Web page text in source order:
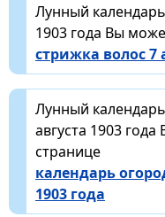
Лунный
1903 года Вы
стрижка волос 7
Лунный
августа 1903
странице
календарь
1903 года